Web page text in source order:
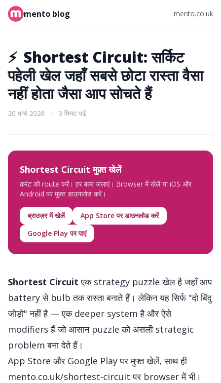
mento blog mento.co.uk
⚡ Shortest Circuit: सर्किट
पहेली खेल जहाँ सबसे छोटा रास्ता वैसा
नहीं होता जैसा आप सोचते हैं
20 मार्च 2026 · 3 मिनट पढ़ें
Shortest Circuit मुफ़्त खेलें
करंट को route करें। हर बल्ब जलाएं। Browser में खेलें या iOS और
Android पर मुफ़्त डाउनलोड करें।
ब्राउज़र में खेलें
App Store पर डाउनलोड करें
Google Play पर पाएं
Shortest Circuit एक strategy puzzle खेल है जहाँ आप
battery से bulb तक रास्ता बनाते हैं। लेकिन यह सिर्फ "दो बिंदु
जोड़ो" नहीं है — एक deeper system है और ऐसे
modifiers हैं जो आसान puzzle को असली strategic
problem बना देते हैं।
App Store और Google Playपर मुफ्त खेलें, साथ ही
mento.co.uk/shortest-circuit पर browser में भी।